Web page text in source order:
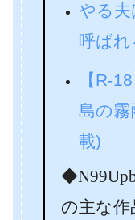
やる夫
呼ば
【R-
島の霧
載)
の主な作